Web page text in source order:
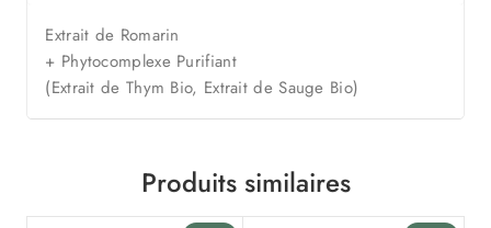
Extrait de Romarin
+ Phytocomplexe Purifiant
(Extrait de Thym Bio, Extrait de Sauge Bio)
Produits similaires